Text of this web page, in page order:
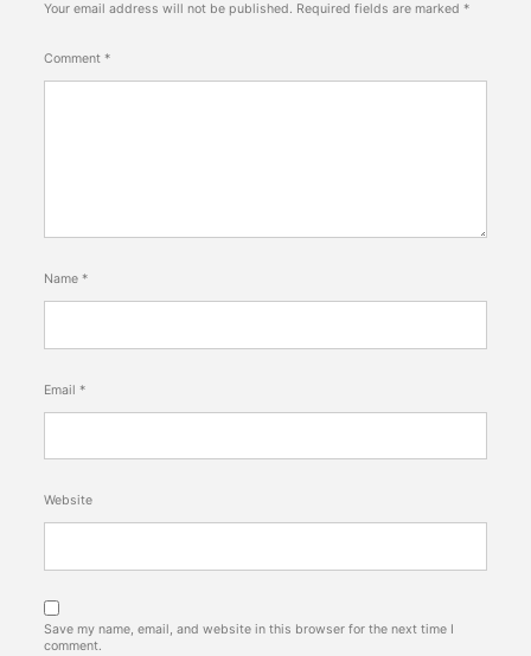
Your email address will not be published. Required fields are marked *
Comment *
Name *
Email *
Website
Save my name, email, and website in this browser for the next time I
comment.